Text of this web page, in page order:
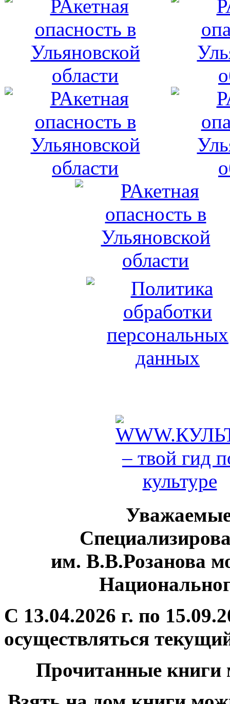
им. В.В.Розанова
С 13.04.2026 г. по
осуществляться
Прочитанные книги